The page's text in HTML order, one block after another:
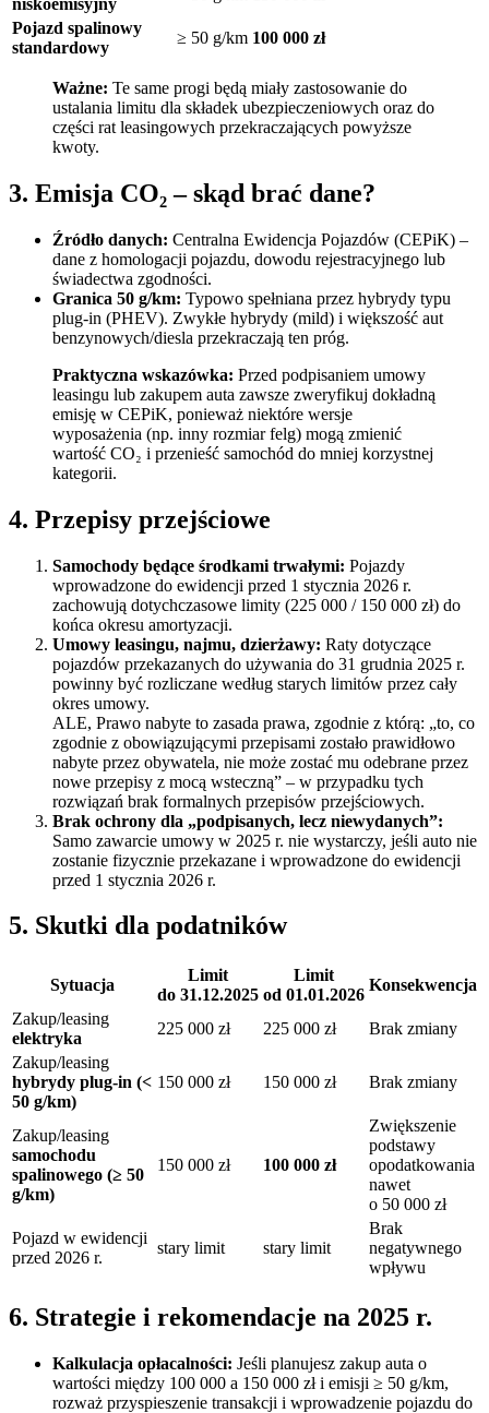
niskoemisyjny
Pojazd spalinowy
standardowy
≥ 50 g/km 100 000 zł
Ważne: Te same progi będą miały zastosowanie do
ustalania limitu dla składek ubezpieczeniowych oraz do
części rat leasingowych przekraczających powyższe
kwoty.
3. Emisja CO₂ – skąd brać dane?
Źródło danych: Centralna Ewidencja Pojazdów (CEPiK) –
dane z homologacji pojazdu, dowodu rejestracyjnego lub
świadectwa zgodności.
Granica 50 g/km: Typowo spełniana przez hybrydy typu
plug‑in (PHEV). Zwykłe hybrydy (mild) i większość aut
benzynowych/diesla przekraczają ten próg.
Praktyczna wskazówka: Przed podpisaniem umowy
leasingu lub zakupem auta zawsze zweryfikuj dokładną
emisję w CEPiK, ponieważ niektóre wersje
wyposażenia (np. inny rozmiar felg) mogą zmienić
wartość CO₂ i przenieść samochód do mniej korzystnej
kategorii.
4. Przepisy przejściowe
Samochody będące środkami trwałymi: Pojazdy
wprowadzone do ewidencji przed 1 stycznia 2026 r.
zachowują dotychczasowe limity (225 000 / 150 000 zł) do
końca okresu amortyzacji.
Umowy leasingu, najmu, dzierżawy: Raty dotyczące
pojazdów przekazanych do używania do 31 grudnia 2025 r.
powinny być rozliczane według starych limitów przez cały
okres umowy.
ALE, Prawo nabyte to zasada prawa, zgodnie z którą: „to, co
zgodnie z obowiązującymi przepisami zostało prawidłowo
nabyte przez obywatela, nie może zostać mu odebrane przez
nowe przepisy z mocą wsteczną” – w przypadku tych
rozwiązań brak formalnych przepisów przejściowych.
Brak ochrony dla „podpisanych, lecz niewydanych”:
Samo zawarcie umowy w 2025 r. nie wystarczy, jeśli auto nie
zostanie fizycznie przekazane i wprowadzone do ewidencji
przed 1 stycznia 2026 r.
5. Skutki dla podatników
Sytuacja
Limit
do 31.12.2025
Limit
od 01.01.2026
Konsekwencja
Zakup/leasing
elektryka
225 000 zł 225 000 zł
Brak zmiany
Zakup/leasing
hybrydy plug‑in (<
50 g/km)
150 000 zł 150 000 zł Brak zmiany
Zakup/leasing
samochodu
spalinowego (≥ 50
g/km)
150 000 zł 100 000 zł
Zwiększenie
podstawy
opodatkowania
nawet
o 50 000 zł
Pojazd w ewidencji
przed 2026 r.
stary limit stary limit
Brak
negatywnego
wpływu
6. Strategie i rekomendacje na 2025 r.
Kalkulacja opłacalności: Jeśli planujesz zakup auta o
wartości między 100 000 a 150 000 zł i emisji ≥ 50 g/km,
rozważ przyspieszenie transakcji i wprowadzenie pojazdu do